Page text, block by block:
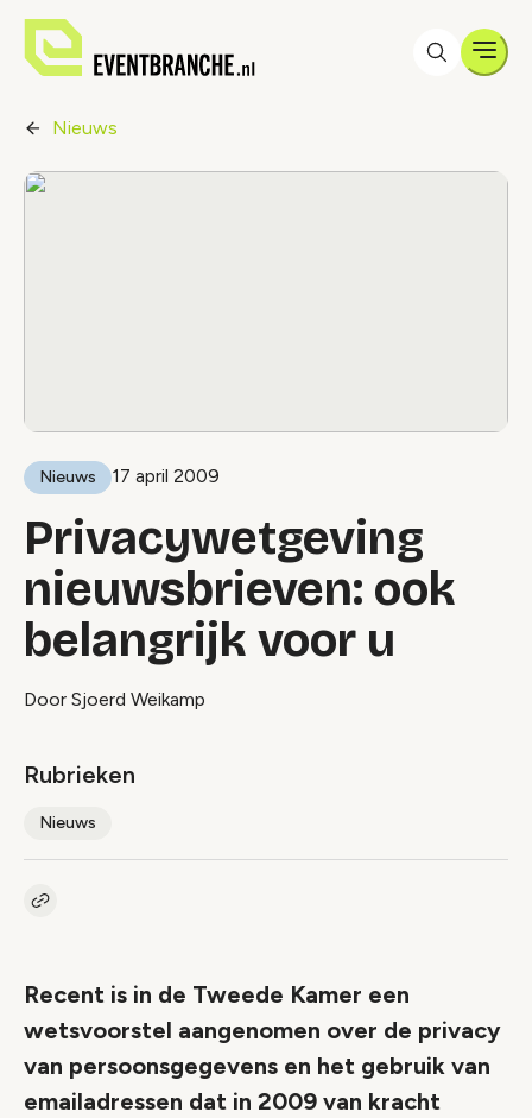
Nieuws
Nieuws 17 april 2009
Privacywetgeving
nieuwsbrieven: ook
belangrijk voor u
Door Sjoerd Weikamp
Rubrieken
Nieuws
Kopieer link naar artikel
Recent is in de Tweede Kamer een
wetsvoorstel aangenomen over de privacy
van persoonsgegevens en het gebruik van
emailadressen dat in 2009 van kracht